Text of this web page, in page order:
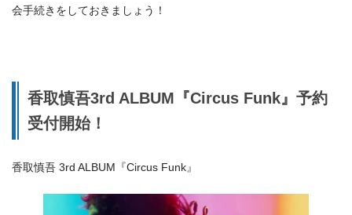
会手続きをしておきましょう！
香取慎吾3rd ALBUM『Circus Funk』予約
受付開始！
香取慎吾 3rd ALBUM『Circus Funk』